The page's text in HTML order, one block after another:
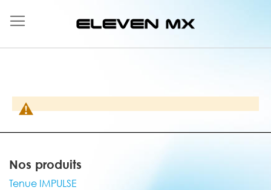
au
contenu
Nos produits
Tenue IMPULSE